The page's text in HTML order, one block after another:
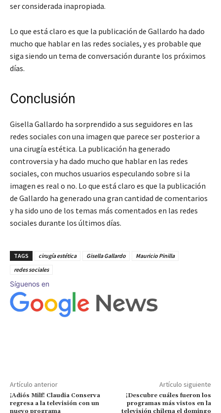
ser considerada inapropiada.
Lo que está claro es que la publicación de Gallardo ha dado
mucho que hablar en las redes sociales, y es probable que
siga siendo un tema de conversación durante los próximos
días.
Conclusión
Gisella Gallardo ha sorprendido a sus seguidores en las
redes sociales con una imagen que parece ser posterior a
una cirugía estética. La publicación ha generado
controversia y ha dado mucho que hablar en las redes
sociales, con muchos usuarios especulando sobre si la
imagen es real o no. Lo que está claro es que la publicación
de Gallardo ha generado una gran cantidad de comentarios
y ha sido uno de los temas más comentados en las redes
sociales durante los últimos días.
TAGS cirugía estética Gisella Gallardo
Mauricio Pinilla
redes sociales
Síguenos en
Artículo anterior
¡Adiós Milf! Claudia Conserva
regresa a la televisión con un
nuevo programa
Artículo siguiente
¡Descubre cuáles fueron los
programas más vistos en la
televisión chilena el domingo